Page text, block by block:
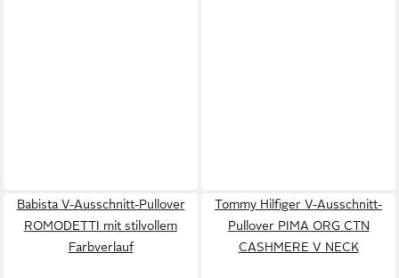
Babista V-Ausschnitt-Pullover
ROMODETTI mit stilvollem
Farbverlauf
Tommy Hilfiger V-Ausschnitt-
Pullover PIMA ORG CTN
CASHMERE V NECK